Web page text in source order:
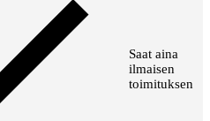
Saat aina
ilmaisen
toimituksen